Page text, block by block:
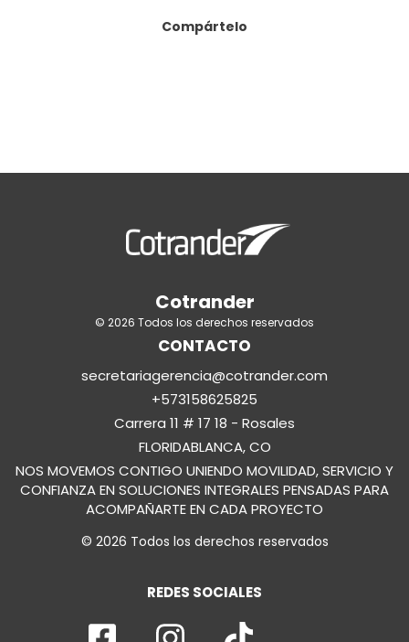
Compártelo
Cotrander
© 2026 Todos los derechos reservados
CONTACTO
secretariagerencia@cotrander.com
+573158625825
Carrera 11 # 17 18 - Rosales
FLORIDABLANCA, CO
NOS MOVEMOS CONTIGO UNIENDO MOVILIDAD, SERVICIO Y
CONFIANZA EN SOLUCIONES INTEGRALES PENSADAS PARA
ACOMPAÑARTE EN CADA PROYECTO
© 2026 Todos los derechos reservados
REDES SOCIALES